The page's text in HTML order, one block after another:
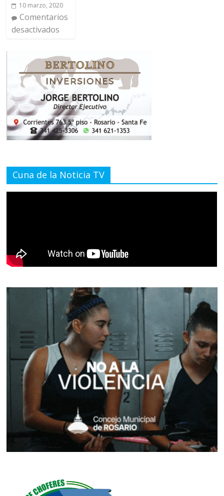
10 marzo, 2020
Comentarios
desactivados
Cuna de la Noticia TV